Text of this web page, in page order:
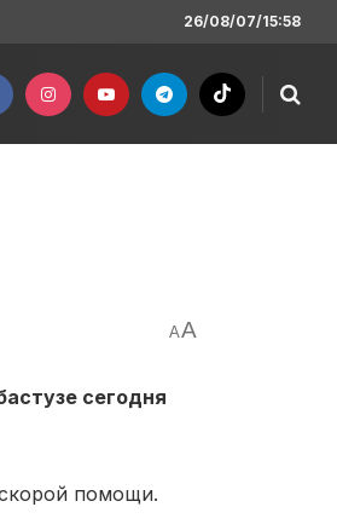
26/08/07/15:58
AA
сегодня
помощи.